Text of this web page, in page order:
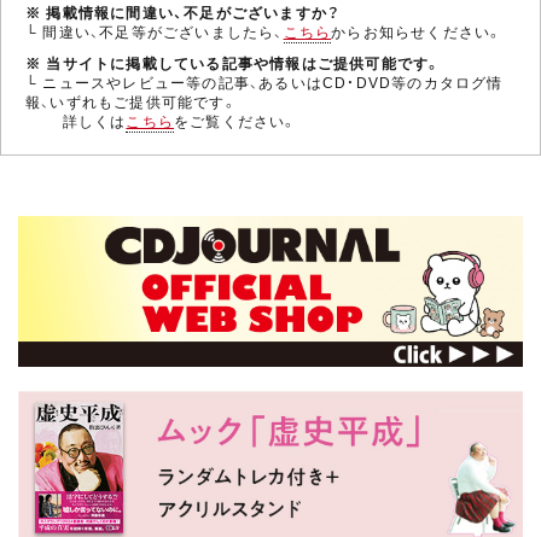
※ 掲載情報に間違い、不足がございますか？
└ 間違い、不足等がございましたら、 こちらからお知らせください。
※ 当サイトに掲載している記事や情報はご提供可能です。
└ ニュースやレビュー等の記事、あるいはCD・DVD等のカタログ情
報、いずれもご提供可能です。
詳しくはこちら をご覧ください。